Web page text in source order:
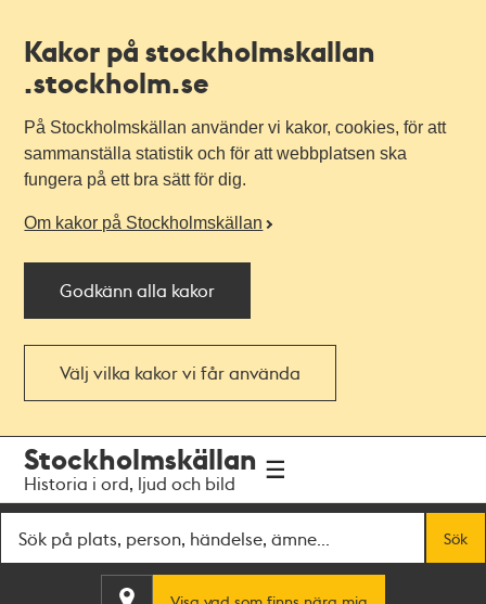
Kakor på stockholmskallan
.stockholm.se
På Stockholmskällan använder vi kakor, cookies, för att
sammanställa statistik och för att webbplatsen ska
fungera på ett bra sätt för dig.
Om kakor på Stockholmskällan
Godkänn alla kakor
Välj vilka kakor vi får använda
navigationen
huvudinnehållet
Stockholmskällan
Historia i ord, ljud och bild
Sök